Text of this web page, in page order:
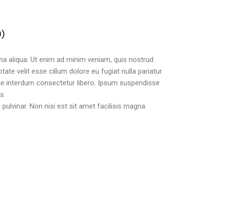
aliqua. Ut enim ad minim veniam, quis nostrud
velit esse cillum dolore eu fugiat nulla pariatur.
interdum consectetur libero. Ipsum suspendisse
Non nisi est sit amet facilisis magna.